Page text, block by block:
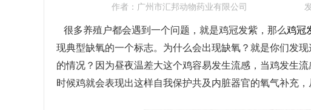
作者： 广州市汇邦动物药业有限公司
很多养殖户都会遇到一个问题，就是鸡冠发紫，那么鸡冠
现典型缺氧的一个标志。为什么会出现缺氧？就是你们发
的情况？因为昼夜温差大这个鸡容易发生流感，当鸡发生
时候鸡就会表现出这样自我保护共及内脏器官的氧气补充，